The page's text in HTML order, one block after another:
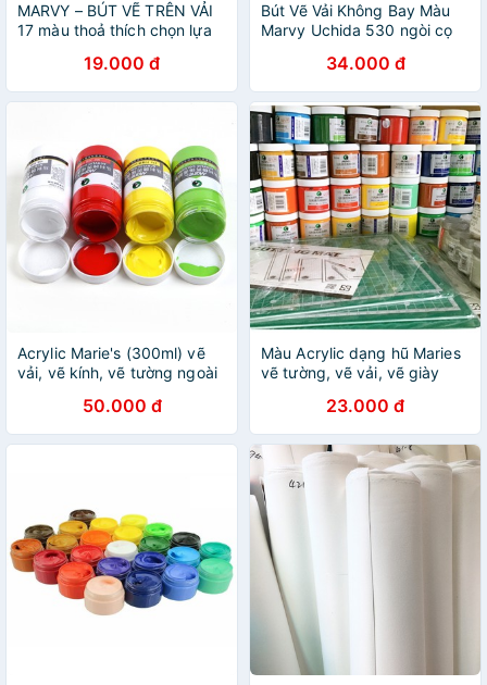
MARVY – BÚT VẼ TRÊN VẢI
17 màu thoả thích chọn lựa
19.000 đ
Bút Vẽ Vải Không Bay Màu
Marvy Uchida 530 ngòi cọ
34.000 đ
Acrylic Marie's (300ml) vẽ
vải, vẽ kính, vẽ tường ngoài
50.000 đ
Màu Acrylic dạng hũ Maries
vẽ tường, vẽ vải, vẽ giày
23.000 đ